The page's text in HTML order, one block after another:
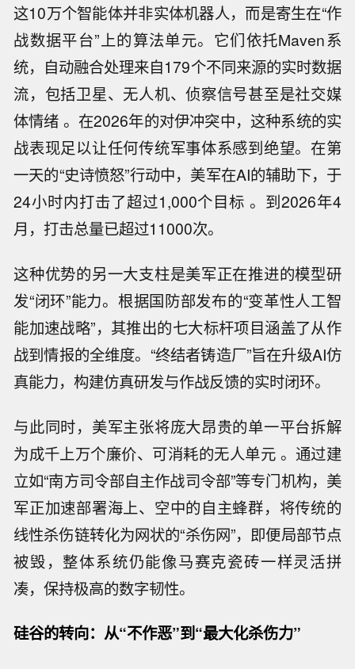
这10万个智能体并非实体机器人，而是寄生在“作
战数据平台”上的算法单元。它们依托Maven系
统，自动融合处理来自179个不同来源的实时数据
流，包括卫星、无人机、侦察信号甚至是社交媒
体情绪 。在2026年的对伊冲突中，这种系统的实
战表现足以让任何传统军事体系感到绝望。在第
一天的“史诗愤怒”行动中，美军在AI的辅助下，于
24小时内打击了超过1,000个目标 。到2026年4
月，打击总量已超过11000次。
这种优势的另一大支柱是美军正在推进的模型研
发“闭环”能力。根据国防部发布的“变革性人工智
能加速战略”，其推出的七大标杆项目涵盖了从作
战到情报的全维度。“终结者铸造厂”旨在升级AI仿
真能力，构建仿真研发与作战反馈的实时闭环。
与此同时，美军主张将庞大昂贵的单一平台拆解
为成千上万个廉价、可消耗的无人单元 。通过建
立如“南方司令部自主作战司令部”等专门机构，美
军正加速部署海上、空中的自主蜂群，将传统的
线性杀伤链转化为网状的“杀伤网”，即便局部节点
被毁，整体系统仍能像马赛克瓷砖一样灵活拼
凑，保持极高的数字韧性。
硅谷的转向：从“不作恶”到“最大化杀伤力”